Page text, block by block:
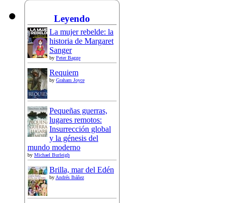
Leyendo
La mujer rebelde: la
historia de Margaret
Sanger
by Peter Bagge
Requiem
by Graham Joyce
Pequeñas guerras,
lugares remotos:
Insurrección global
y la génesis del
mundo moderno
by Michael Burleigh
Brilla, mar del Edén
byAndrés Ibáñez